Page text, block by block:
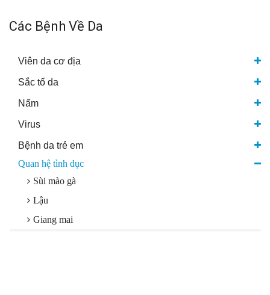
Các Bệnh Về Da
Viên da cơ địa
Sắc tố da
Nấm
Virus
Bệnh da trẻ em
Quan hệ tình dục
Sùi mào gà
Lậu
Giang mai